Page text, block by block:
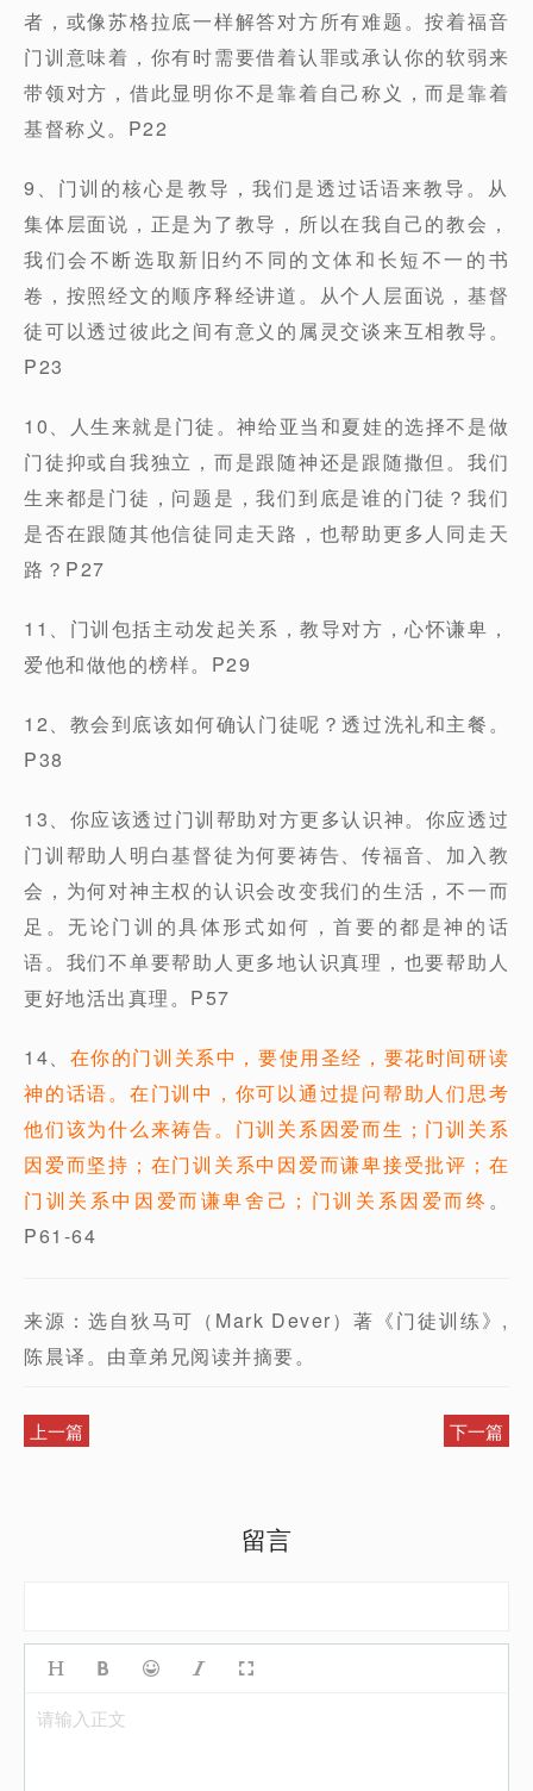
者，或像苏格拉底一样解答对方所有难题。按着福音
门训意味着，你有时需要借着认罪或承认你的软弱来
带领对方，借此显明你不是靠着自己称义，而是靠着
基督称义。P22
9、门训的核心是教导，我们是透过话语来教导。从
集体层面说，正是为了教导，所以在我自己的教会，
我们会不断选取新旧约不同的文体和长短不一的书
卷，按照经文的顺序释经讲道。从个人层面说，基督
徒可以透过彼此之间有意义的属灵交谈来互相教导。
P23
10、人生来就是门徒。神给亚当和夏娃的选择不是做
门徒抑或自我独立，而是跟随神还是跟随撒但。我们
生来都是门徒，问题是，我们到底是谁的门徒？我们
是否在跟随其他信徒同走天路，也帮助更多人同走天
路？P27
11、门训包括主动发起关系，教导对方，心怀谦卑，
爱他和做他的榜样。P29
12、教会到底该如何确认门徒呢？透过洗礼和主餐。
P38
13、你应该透过门训帮助对方更多认识神。你应透过
门训帮助人明白基督徒为何要祷告、传福音、加入教
会，为何对神主权的认识会改变我们的生活，不一而
足。无论门训的具体形式如何，首要的都是神的话
语。我们不单要帮助人更多地认识真理，也要帮助人
更好地活出真理。P57
14、 在你的门训关系中，要使用圣经，要花时间研读
神的话语。在门训中，你可以通过提问帮助人们思考
他们该为什么来祷告。门训关系因爱而生；门训关系
因爱而坚持；在门训关系中因爱而谦卑接受批评；在
门训关系中因爱而谦卑舍己；门训关系因爱而终。
P61-64
来源：选自狄马可（Mark Dever）著《门徒训练》,
陈晨译。由章弟兄阅读并摘要。
上一篇 下一篇
留言
请输入正文